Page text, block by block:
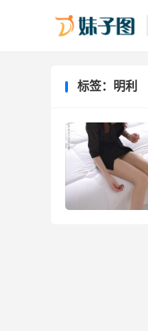
标签：明利